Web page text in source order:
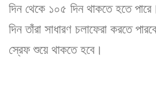
দিন থেকে ১০৫ দিন থাকতে হতে
দিন তাঁরা সাধারণ চলাফেরা করতে
স্রেফ শুয়ে থাকতে হবে।